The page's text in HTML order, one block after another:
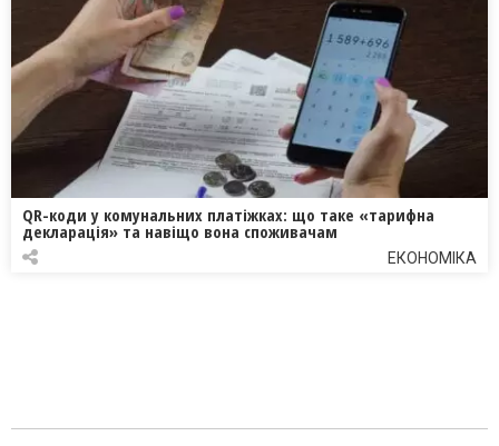
QR-коди у комунальних платіжках: що таке «тарифна
декларація» та навіщо вона споживачам
ЕКОНОМІКА